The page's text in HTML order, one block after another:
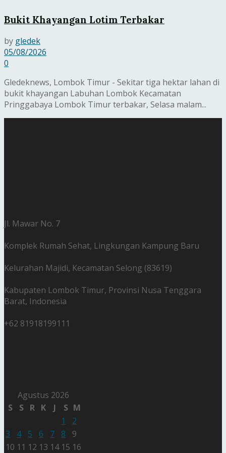
Bukit Khayangan Lotim Terbakar
by gledek
05/08/2026
0
Gledeknews, Lombok Timur - Sekitar tiga hektar lahan di
bukit khayangan Labuhan Lombok Kecamatan
Pringgabaya Lombok Timur terbakar, Selasa malam...
Jl. Mawar No. 7
Komplek Rumah Sehat, Lingkungan Kampung Baru
Kelurahan Majidi, Kecamatan Selong (83619)
Kabupaten Lombok Timur, Provinsi Nusa Tenggara
Barat, Indonesia
+62 81918199111
Agustus 2026
S
S R K J S M
1
2
3
4 5 6 7 8
9
10 11 12 13 14 15 16